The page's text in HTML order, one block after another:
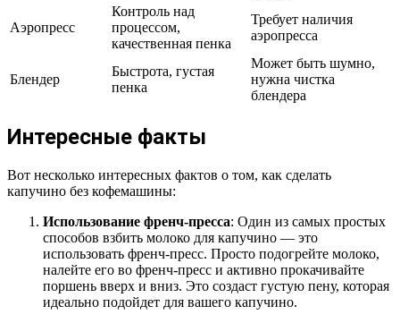
Аэропресс
Контроль над
процессом,
качественная пенка
Требует наличия
аэропресса
Блендер
Быстрота, густая
пенка
Может быть шумно,
нужна чистка
блендера
Интересные факты
Вот несколько интересных фактов о том, как сделать
капучино без кофемашины:
Использование френч-пресса: Один из самых простых
способов взбить молоко для капучино — это
использовать френч-пресс. Просто подогрейте молоко,
налейте его во френч-пресс и активно прокачивайте
поршень вверх и вниз. Это создаст густую пену, которая
идеально подойдет для вашего капучино.